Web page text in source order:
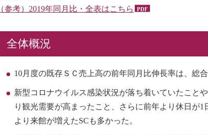
（参考）2019年同月比・全表はこちら
全体概況
10月度の既存ＳＣ売上高の前年同月比伸長率は、総合
新型コロナウイルス感染状況が落ち着いていたこと
り観光需要が高まったこと、さらに前年より休日が
より来館が増えたSCも多かった。